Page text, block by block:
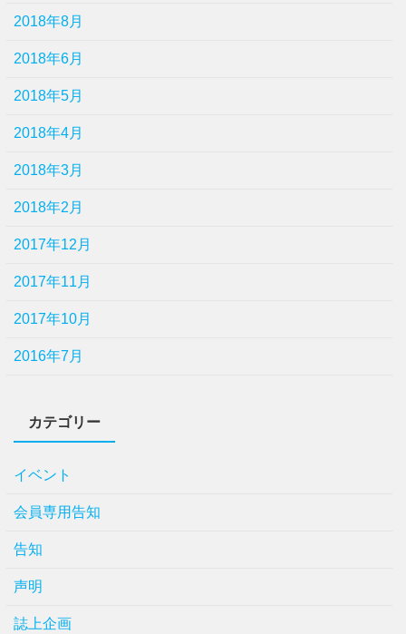
2018年8月
2018年6月
2018年5月
2018年4月
2018年3月
2018年2月
2017年12月
2017年11月
2017年10月
2016年7月
カテゴリー
イベント
会員専用告知
告知
声明
誌上企画